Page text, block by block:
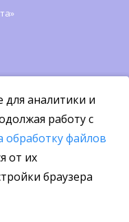
аналитики и
работу с
обработку файлов
от их
браузера